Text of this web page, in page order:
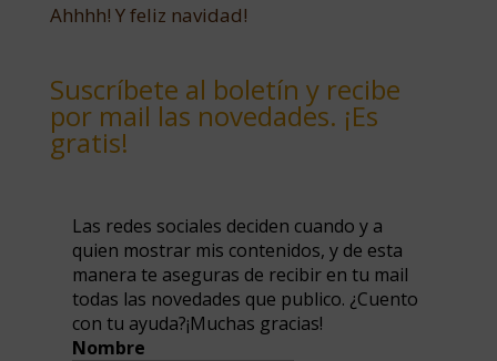
Ahhhh! Y feliz navidad!
Suscríbete al boletín y recibe
por mail las novedades. ¡Es
gratis!
Las redes sociales deciden cuando y a
quien mostrar mis contenidos, y de esta
manera te aseguras de recibir en tu mail
todas las novedades que publico. ¿Cuento
con tu ayuda?¡Muchas gracias!
Nombre